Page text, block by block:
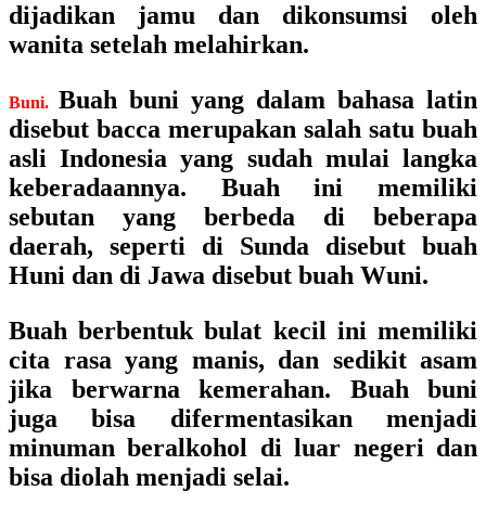
dijadikan jamu dan dikonsumsi oleh
wanita setelah melahirkan.
Buni. Buah buni yang dalam bahasa latin
disebut bacca merupakan salah satu buah
asli Indonesia yang sudah mulai langka
keberadaannya. Buah ini memiliki
sebutan yang berbeda di beberapa
daerah, seperti di Sunda disebut buah
Huni dan di Jawa disebut buah Wuni.
Buah berbentuk bulat kecil ini memiliki
cita rasa yang manis, dan sedikit asam
jika berwarna kemerahan. Buah buni
juga bisa difermentasikan menjadi
minuman beralkohol di luar negeri dan
bisa diolah menjadi selai.